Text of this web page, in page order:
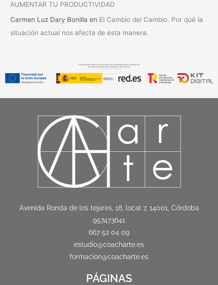
AUMENTAR TU PRODUCTIVIDAD
Carmen Luz Dary Bonilla en El Cambio del Cambio. Por qué la
situación actual nos afecta de esta manera.
Avenida Ronda de los tejares, 18, local 7, 14001, Córdoba
957473641
667 52 04 09
estudio@coacharte.es
formacion@coacharte.es
PÁGINAS